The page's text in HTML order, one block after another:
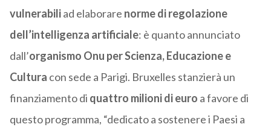
vulnerabiliad elaborare norme di regolazione
dell’intelligenza artificiale: è quanto annunciato
dall’organismo Onu per Scienza, Educazione e
Cultura con sede a Parigi. Bruxelles stanzierà un
finanziamento di quattro milioni di euro a favore di
questo programma, “dedicato a sostenere i Paesi a